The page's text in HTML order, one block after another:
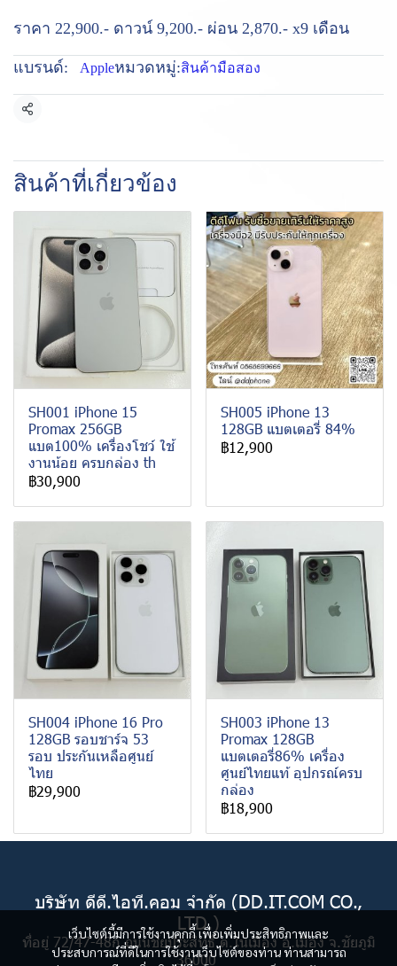
ราคา 22,900.- ดาวน์ 9,200.- ผ่อน 2,870.- x9 เดือน
แบรนด์: Appleหมวดหมู่:สินค้ามือสอง
แชร์
สินค้าที่เกี่ยวข้อง
SH001 iPhone 15
Promax 256GB
แบต100% เครื่องโชว์ ใช้
งานน้อย ครบกล่อง th
฿30,900
SH005 iPhone 13
128GB แบตเตอรี่ 84%
฿12,900
SH004 iPhone 16 Pro
128GB รอบชาร์จ 53
รอบ ประกันเหลือศูนย์
ไทย
฿29,900
SH003 iPhone 13
Promax 128GB
แบตเตอรี่86% เครื่อง
ศูนย์ไทยแท้ อุปกรณ์ครบ
กล่อง
฿18,900
เว็บไซต์นี้มีการใช้งานคุกกี้ เพื่อเพิ่มประสิทธิภาพและ
ประสบการณ์ที่ดีในการใช้งานเว็บไซต์ของท่าน ท่านสามารถ
บริษัท ดีดี.ไอที.คอม จำกัด (DD.IT.COM CO.,
LTD.)
ที่อยู่ 72/47-48ก ถนนชัยประสิทธิ์ ต.ในเมือง อ.เมือง จ.ชัยภูมิ
36000